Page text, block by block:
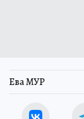
Ева МУР